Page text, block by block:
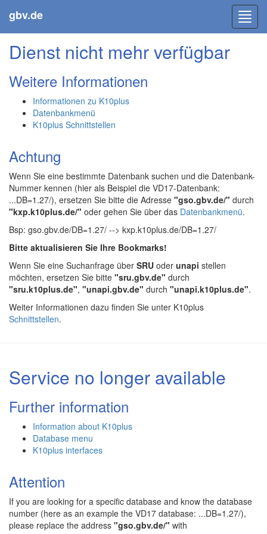
gbv.de
Dienst nicht mehr verfügbar
Weitere Informationen
Informationen zu K10plus
Datenbankmenü
K10plus Schnittstellen
Achtung
Wenn Sie eine bestimmte Datenbank suchen und die Datenbank-
Nummer kennen (hier als Beispiel die VD17-Datenbank:
...DB=1.27/), ersetzen Sie bitte die Adresse "gso.gbv.de/" durch
"kxp.k10plus.de/" oder gehen Sie über das Datenbankmenü.
Bsp: gso.gbv.de/DB=1.27/ --> kxp.k10plus.de/DB=1.27/
Bitte aktualisieren Sie Ihre Bookmarks!
Wenn Sie eine Suchanfrage über SRU oder unapi stellen
möchten, ersetzen Sie bitte "sru.gbv.de" durch
"sru.k10plus.de", "unapi.gbv.de" durch "unapi.k10plus.de".
Weiter Informationen dazu finden Sie unter K10plus
Schnittstellen.
Service no longer available
Further information
Information about K10plus
Database menu
K10plus interfaces
Attention
If you are looking for a specific database and know the database
number (here as an example the VD17 database: ...DB=1.27/),
please replace the address "gso.gbv.de/" with